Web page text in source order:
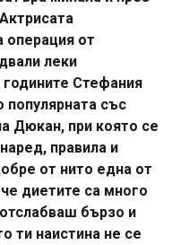
операция от
леки
Стефания
популярната със
Дюкан, при която се
правила и
от нито една от
диетите са много
бързо и
ти наистина не се